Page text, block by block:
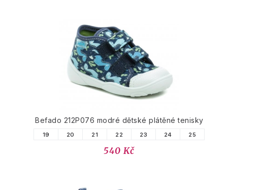
Befado 212P076 modré dětské plátěné tenisky
19 20 21 22 23 24 25
540 Kč